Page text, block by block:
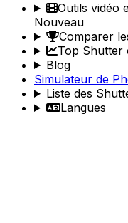
Outils vidéo
Nouveau
Comparer
Top Shutter
Blog
Simulateur de
Liste des
Langues